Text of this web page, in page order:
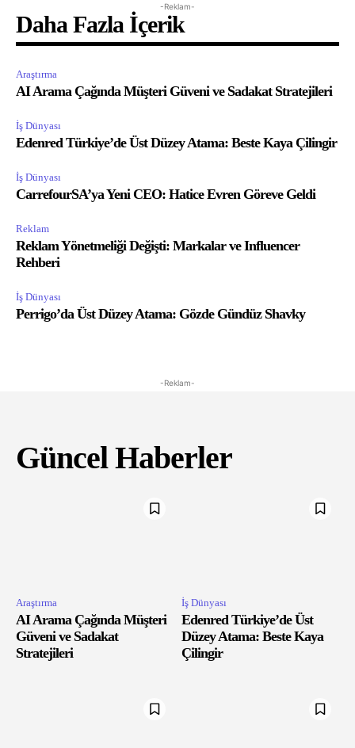
-Reklam-
Daha Fazla İçerik
Araştırma
AI Arama Çağında Müşteri Güveni ve Sadakat Stratejileri
İş Dünyası
Edenred Türkiye’de Üst Düzey Atama: Beste Kaya Çilingir
İş Dünyası
CarrefourSA’ya Yeni CEO: Hatice Evren Göreve Geldi
Reklam
Reklam Yönetmeliği Değişti: Markalar ve Influencer
Rehberi
İş Dünyası
Perrigo’da Üst Düzey Atama: Gözde Gündüz Shavky
-Reklam-
Güncel Haberler
Araştırma
AI Arama Çağında Müşteri
Güveni ve Sadakat
Stratejileri
İş Dünyası
Edenred Türkiye’de Üst
Düzey Atama: Beste Kaya
Çilingir